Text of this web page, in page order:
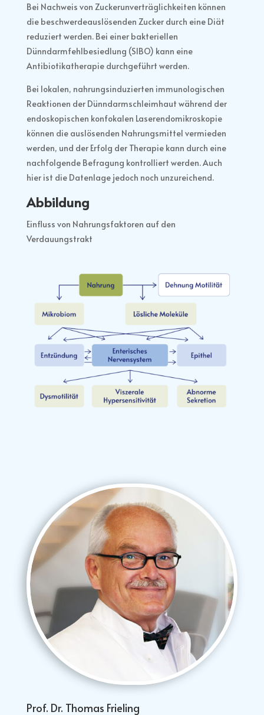
Bei Nachweis von Zuckerunverträglichkeiten können
die beschwerdeauslösenden Zucker durch eine Diät
reduziert werden. Bei einer bakteriellen
Dünndarmfehlbesiedlung (SIBO) kann eine
Antibiotikatherapie durchgeführt werden.
Bei lokalen, nahrungsinduzierten immunologischen
Reaktionen der Dünndarmschleimhaut während der
endoskopischen konfokalen Laserendomikroskopie
können die auslösenden Nahrungsmittel vermieden
werden, und der Erfolg der Therapie kann durch eine
nachfolgende Befragung kontrolliert werden. Auch
hier ist die Datenlage jedoch noch unzureichend.
Abbildung
Einfluss von Nahrungsfaktoren auf den
Verdauungstrakt
Prof. Dr. Thomas Frieling